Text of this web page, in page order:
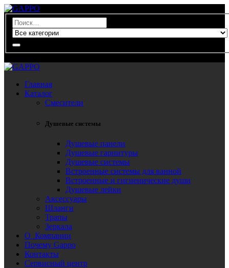
Главная
Каталог
Смесители
Душевые системы
Душевые панели
Душевые гарнитуры
Душевые системы
Встроенные системы для ванной
Встроенные и гигиенические души
Душевые лейки
Аксессуары
Шланги
Трапы
Зеркала
О Компании
Почему Gappo
Контакты
Сервисный центр